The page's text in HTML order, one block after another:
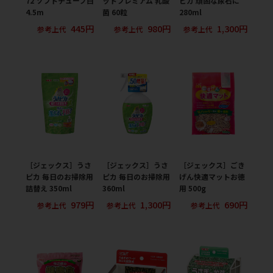
4.5m
参考上代 445円
菌 60粒
参考上代 980円
280ml
参考上代 1,300円
［ジェックス］うさ
ピカ 毎日のお掃除用
詰替え 350ml
参考上代 979円
［ジェックス］うさ
ピカ 毎日のお掃除用
360ml
参考上代 1,300円
［ジェックス］ごき
げん快適マットお徳
用 500g
参考上代 690円